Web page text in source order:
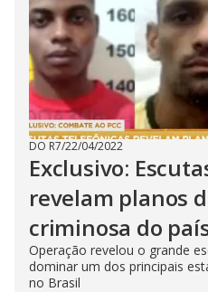
DO R7/22/04/2022
Exclusivo:
revelam planos
criminosa do
Operação revelou o grande
dominar um dos principais
no Brasil